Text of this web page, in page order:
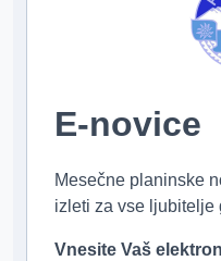
E-novice
Mesečne planinske
izleti za vse ljubitelje
Vnesite Vaš